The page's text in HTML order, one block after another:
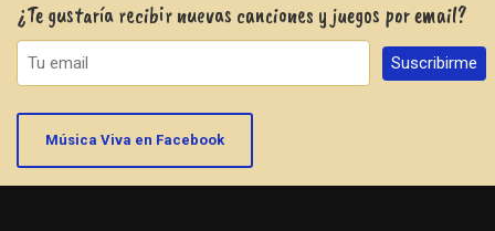
¿Te gustaría recibir nuevas canciones y juegos por email?
Música Viva en Facebook